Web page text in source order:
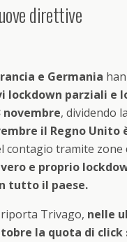
direttive
e Germania
lockdown parziali e
, dividendo
il Regno Unito
contagio tramite zone
e proprio
tutto il paese.
Trivago, nelle
la quota di click